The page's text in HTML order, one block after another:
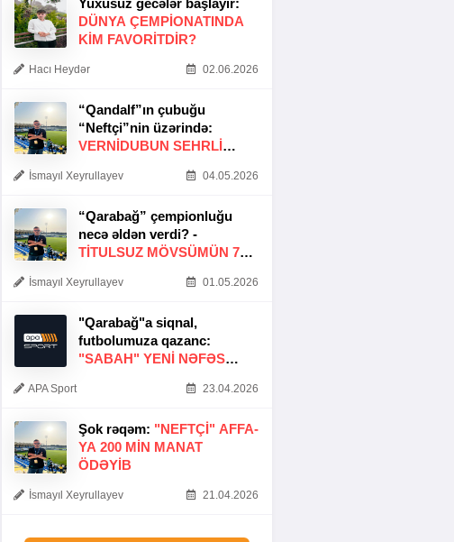
Yuxusuz gecələr başlayır:
DÜNYA ÇEMPIONATINDA
KIM FAVORITDIR?
Hacı Heydər 02.06.2026
“Qandalf”ın çubuğu
“Neftçi”nin üzərində:
VERNİDUBUN SEHRLİ
İsmayıl Xeyrullayev 04.05.2026
“Qarabağ” çempionluğu
necə əldən verdi? -
TITULSUZ MÖVSÜMÜN 7
İsmayıl Xeyrullayev 01.05.2026
"Qarabağ"a siqnal,
futbolumuza qazanc:
"SABAH" YENI NƏFƏS
APA Sport 23.04.2026
Şok rəqəm: "NEFTÇI" AFFA-
YA 200 MIN MANAT
ÖDƏYIB
İsmayıl Xeyrullayev 21.04.2026